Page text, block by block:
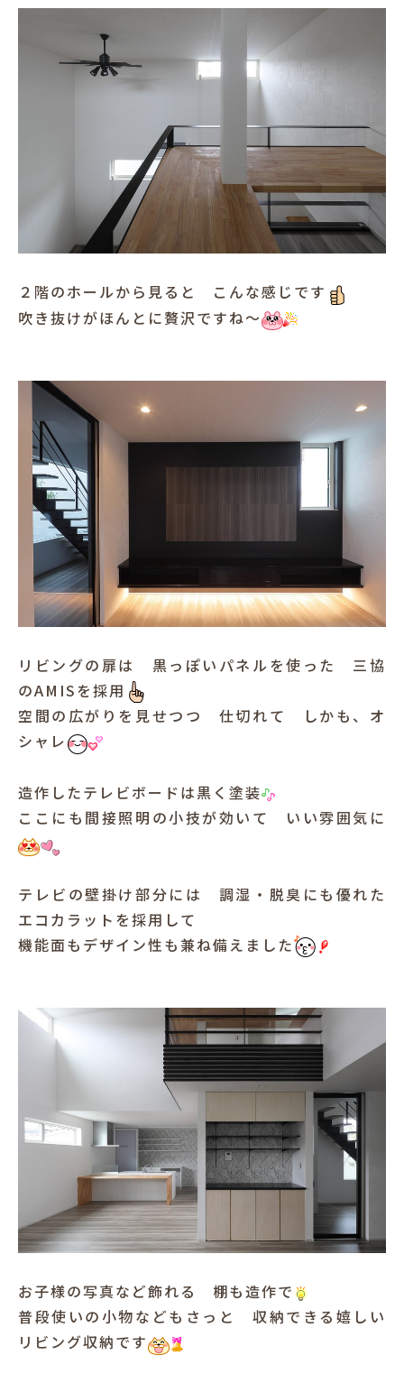
２階のホールから見ると こんな感じです
吹き抜けがほんとに贅沢ですね～
リビングの扉は 黒っぽいパネルを使った 三協
のAMISを採用
空間の広がりを見せつつ 仕切れて しかも、オ
シャレ
造作したテレビボードは黒く塗装
ここにも間接照明の小技が効いて いい雰囲気に
テレビの壁掛け部分には 調湿・脱臭にも優れた
エコカラットを採用して
機能面もデザイン性も兼ね備えました
お子様の写真など飾れる 棚も造作で
普段使いの小物などもさっと 収納できる嬉しい
リビング収納です